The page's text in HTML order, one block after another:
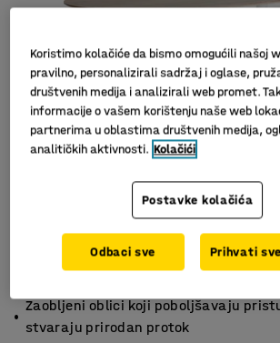
Elegantan i bezvremenski dizajn koji
Zaobljeni oblici koji poboljšavaju
stvaraju prirodan protok
Koristimo kolačiće da bismo omogućili našoj
pravilno, personalizirali sadržaj i oglase,
društvenih medija i analizirali web promet.
informacije o vašem korištenju naše web
partnerima u oblastima društvenih medija,
analitičkih aktivnosti. Kolačići
Postavke kolačića
Odbaci sve Prihvati